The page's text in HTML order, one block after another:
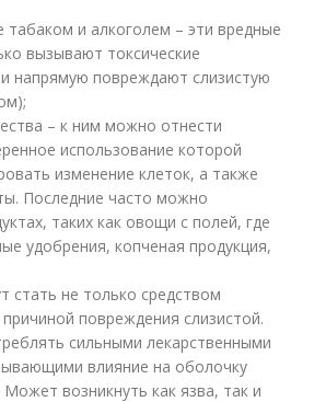
табаком и алкоголем – эти вредные
вызывают токсические
напрямую повреждают слизистую
– к ним можно отнести
использование которой
изменение клеток, а также
Последние часто можно
таких как овощи с полей, где
удобрения, копченая продукция,
стать не только средством
повреждения слизистой.
сильными лекарственными
влияние на оболочку
Может возникнуть как язва, так и